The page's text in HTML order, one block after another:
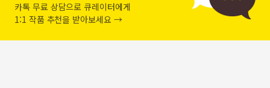
카톡 무료 상담으로 큐레이터에게
1:1 작품 추천을 받아보세요 →